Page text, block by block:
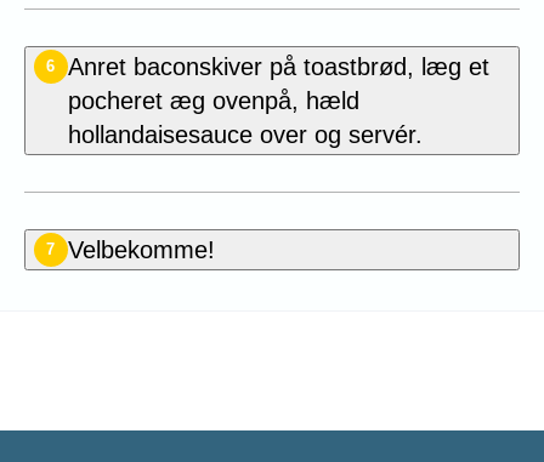
6
Anret baconskiver på toastbrød, læg et
pocheret æg ovenpå, hæld
hollandaisesauce over og servér.
7 Velbekomme!